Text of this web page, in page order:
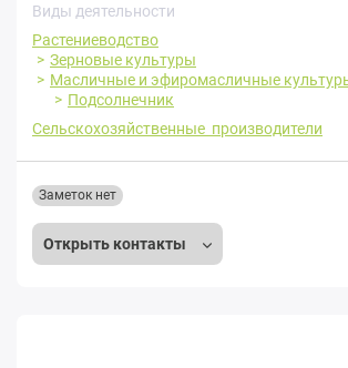
Виды деятельности
Растениеводство
Зерновые культуры
Масличные и эфиромасличные
Подсолнечник
Сельскохозяйственные производители
Открыть контакты
Заметок нет